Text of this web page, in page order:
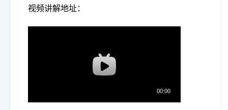
视频讲解地址：